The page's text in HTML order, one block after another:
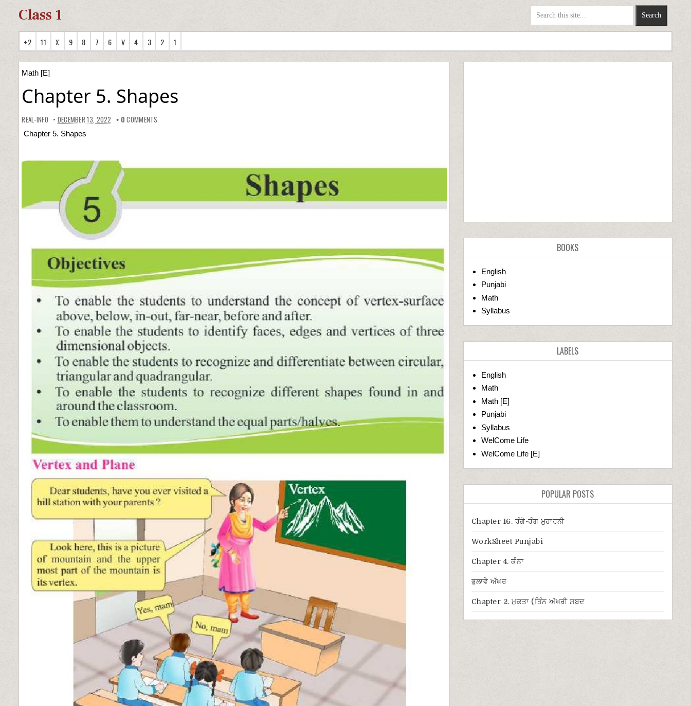
Class 1
+2 11 X 9 8 7 6 V 4 3 2 1
Math [E]
Chapter 5. Shapes
REAL-INFO DECEMBER 13, 2022 0 COMMENTS
Chapter 5. Shapes
BOOKS
English
Punjabi
Math
Syllabus
LABELS
English
Math
Math [E]
Punjabi
Syllabus
WelCome Life
WelCome Life [E]
POPULAR POSTS
Chapter 16. ਰੰਗੋ-ਰੰਗ ਮੁਹਾਰਨੀ
WorkSheet Punjabi
Chapter 4. ਕੰਨਾ
ਭੁਲਾਵੇ ਅੱਖਰ
Chapter 2. ਮੁਕਤਾ (ਤਿੰਨ ਅੱਖਰੀ ਸ਼ਬਦ